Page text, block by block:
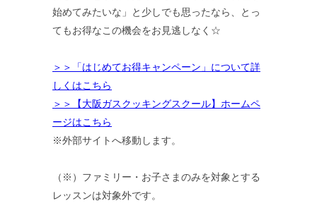
始めてみたいな」と少しでも思ったなら、とっ
てもお得なこの機会をお見逃しなく☆
＞＞「はじめてお得キャンペーン」について詳
しくはこちら
＞＞【大阪ガスクッキングスクール】ホームペ
ージはこちら
※外部サイトへ移動します。
（※）ファミリー・お子さまのみを対象とする
レッスンは対象外です。